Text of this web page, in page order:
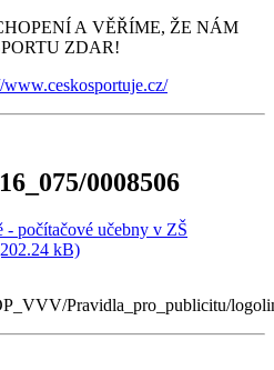
A VĚŘÍME, ŽE NÁM
ZDAR!
www.ceskosportuje.cz/
0008506
počítačové učebny v ZŠ
kB)